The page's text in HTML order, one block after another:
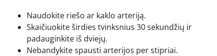
Naudokite riešo ar kaklo arteriją.
Skaičiuokite širdies tvinksnius 30 sekundžių ir
padauginkite iš dviejų.
Nebandykite spausti arterijos per stipriai.